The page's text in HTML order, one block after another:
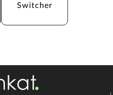
Switcher